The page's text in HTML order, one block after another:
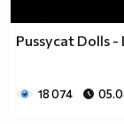
Pussycat Dolls
18 074